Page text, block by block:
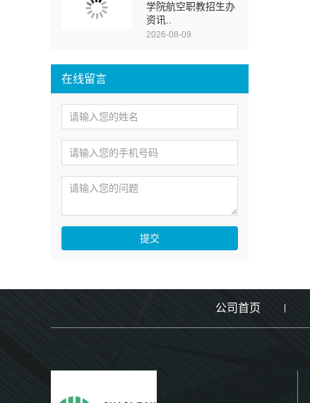
学院航空职教招生办
资讯..
2026-08-09
在线留言
提交
公司首页